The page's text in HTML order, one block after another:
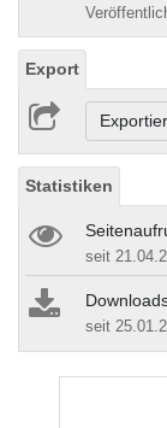
Export
Statistiken
seit
seit